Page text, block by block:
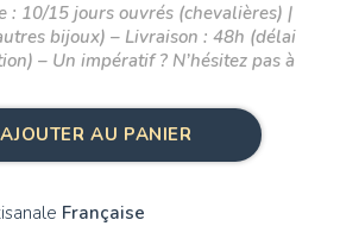
: 10/15 jours ouvrés (chevalières) |
bijoux) – Livraison : 48h (délai
– Un impératif ? N’hésitez pas à
AJOUTER AU PANIER
Française